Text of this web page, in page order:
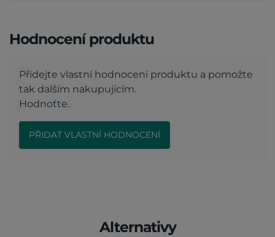
Hodnocení produktu
Přidejte vlastní hodnocení produktu a pomožte
tak dalším nakupujícím.
Hodnoťte.
PŘIDAT VLASTNÍ HODNOCENÍ
Alternativy